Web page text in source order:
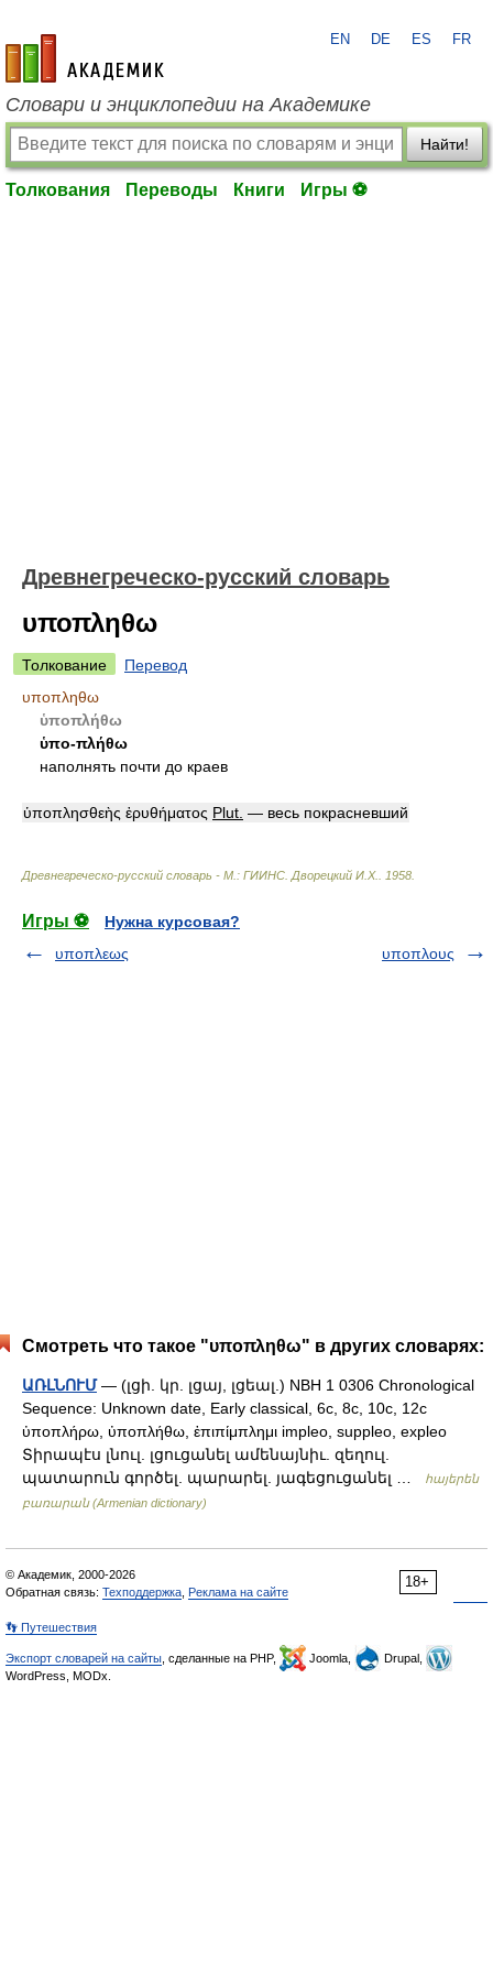
academic.ru
EN DE ES FR
Словари и энциклопедии на Академике
Найти!
Толкования Переводы Книги Игры ⚽
Древнегреческо-русский словарь
υποπληθω
Толкование
Перевод
υποπληθω
ὑποπλήθω
ὑπο-πλήθω
наполнять почти до краев
ὑποπλησθεὴς ἐρυθήματος Plut. — весь покрасневший
Древнегреческо-русский словарь - М.: ГИИНС Дворецкий И.Х. 1958
Игры ⚽
Нужна курсовая?
υποπλεως
υποπλους
Смотреть что такое "υποπληθω" в других словарях:
ԱՌԼՆՈՒՄ— (լցի. կր. լցայ, լցեալ.) NBH 1 0306 Chronological
Sequence: Unknown date, Early classical, 6c, 8c, 10c, 12c
ὐποπλήρω, ὐποπλήθω, ἑπιπίμπλημι impleo, suppleo, expleo
Տիրապէս լնուլ. լցուցանել ամենայնիւ. զեղուլ.
պատարուն գործել. պարարել. յագեցուցանել …
հայերեն
բառարան (Armenian dictionary)
18+
© Академик, 2000-2026
Обратная связь: Техподдержка Реклама на сайте
👣 Путешествия
Экспорт словарей на сайты , сделанные на PHP, Joomla,
Drupal,
WordPress, MODx.